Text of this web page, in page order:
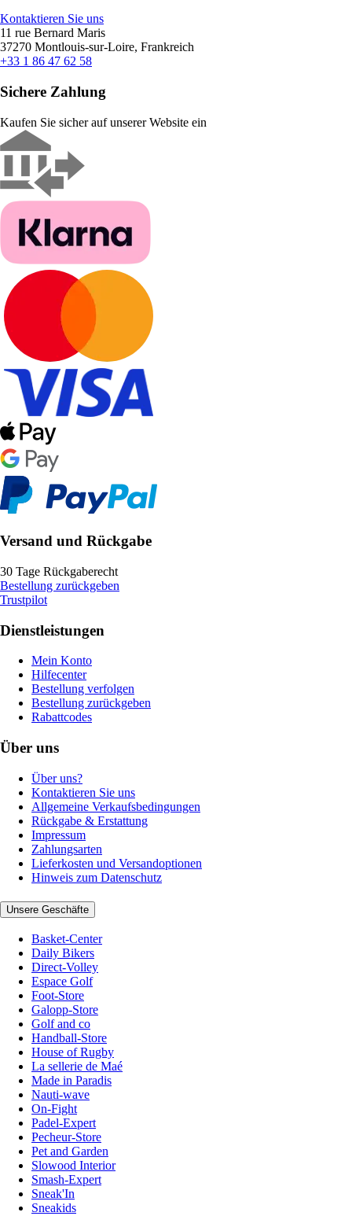
Kontaktieren Sie uns
11 rue Bernard Maris
37270 Montlouis-sur-Loire, Frankreich
+33 1 86 47 62 58
Sichere Zahlung
Kaufen Sie sicher auf unserer Website ein
Versand und Rückgabe
30 Tage Rückgaberecht
Bestellung zurückgeben
Trustpilot
Dienstleistungen
Mein Konto
Hilfecenter
Bestellung verfolgen
Bestellung zurückgeben
Rabattcodes
Über uns
Über uns?
Kontaktieren Sie uns
Allgemeine Verkaufsbedingungen
Rückgabe & Erstattung
Impressum
Zahlungsarten
Lieferkosten und Versandoptionen
Hinweis zum Datenschutz
Unsere Geschäfte
Basket-Center
Daily Bikers
Direct-Volley
Espace Golf
Foot-Store
Galopp-Store
Golf and co
Handball-Store
House of Rugby
La sellerie de Maé
Made in Paradis
Nauti-wave
On-Fight
Padel-Expert
Pecheur-Store
Pet and Garden
Slowood Interior
Smash-Expert
Sneak'In
Sneakids